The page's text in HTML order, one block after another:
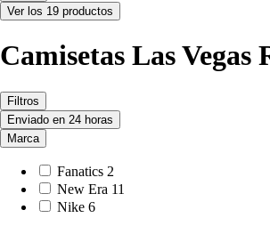
Ver los 19 productos
Camisetas Las Vegas
Filtros
Enviado en 24 horas
Marca
Fanatics 2
New Era 11
Nike 6